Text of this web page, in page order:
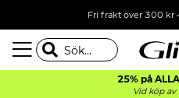
Fri frakt över 300 kr•
25% på ALLA
Vid köp av